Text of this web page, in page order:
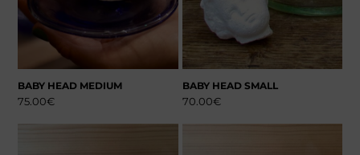
BABY HEAD MEDIUM
75.00€
BABY HEAD SMALL
70.00€